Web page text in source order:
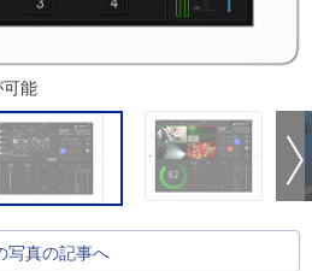
可能
写真の記事へ